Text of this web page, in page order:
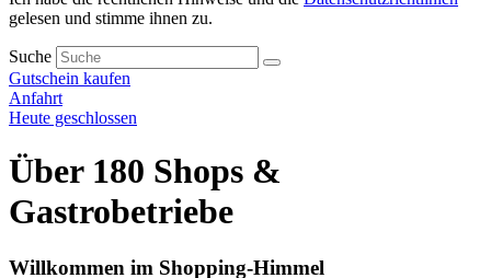
gelesen und stimme ihnen zu.
Suche
Gutschein kaufen
Anfahrt
Heute geschlossen
Über 180 Shops &
Gastrobetriebe
Willkommen im Shopping-Himmel